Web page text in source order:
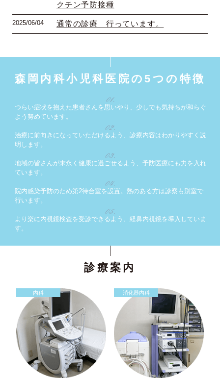
クチン予防接種
2025/06/04 通常の診療 行っています。
森岡内科小児科医院の5つの特徴
つらい症状を抱えた患者さんを思いやり、少しでも気持ちが和らぐ
よう努めています。
治療に前向きになっていただけるよう、診療内容はわかりやすく説
明します。
地域の皆さんが末永く健康に過ごせるよう、予防医療にも力を入れ
ています。
院内感染予防のため第2待合室を設置。熱のある方は診察も別室で
行います。
より楽に内視鏡検査を受診できるよう、経鼻内視鏡を導入していま
す。
診療案内
内科 消化器内科